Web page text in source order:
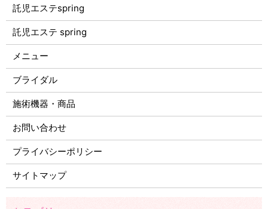
託児エステspring
託児エステ spring
メニュー
ブライダル
施術機器・商品
お問い合わせ
プライバシーポリシー
サイトマップ